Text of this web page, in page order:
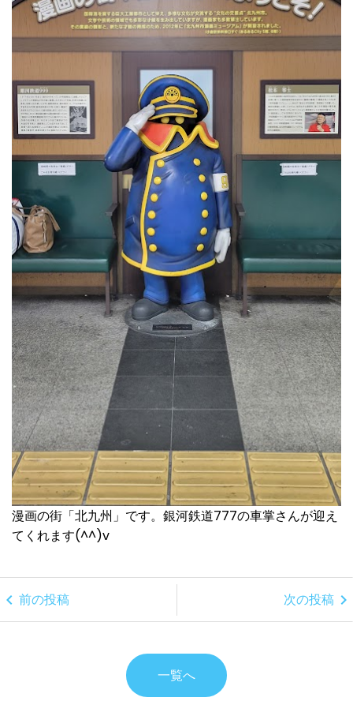
漫画の街「北九州」です。銀河鉄道777の車掌さんが迎え
てくれます(^^)v
chevron_left 前の投稿 次の投稿 chevron_right
一覧へ